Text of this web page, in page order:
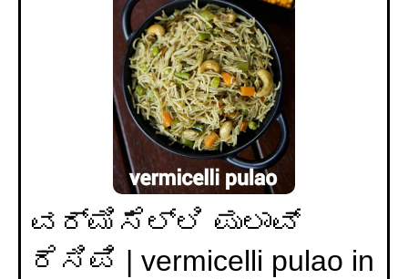
ವರ್ಮಿಸೆಲ್ಲಿ ಪುಲಾವ್
ರೆಸಿಪಿ | vermicelli pulao in